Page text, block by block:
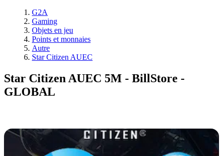
G2A
Gaming
Objets en jeu
Points et monnaies
Autre
Star Citizen AUEC
Star Citizen AUEC 5M - BillStore -
GLOBAL